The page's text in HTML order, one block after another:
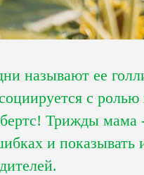
называют ее
с
Трижды мама
и показывать